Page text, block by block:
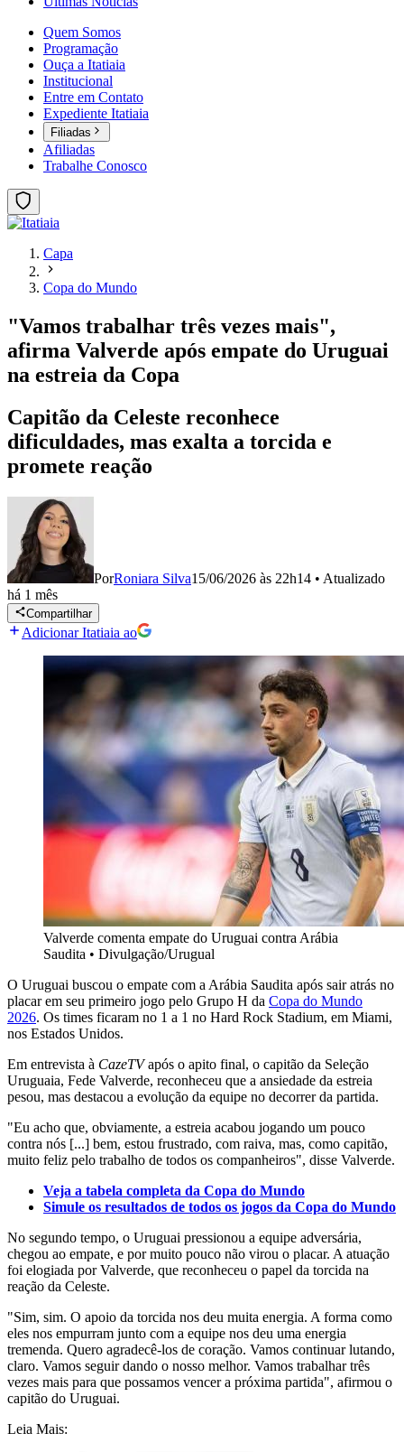
Quem Somos
Programação
Ouça a Itatiaia
Institucional
Entre em Contato
Expediente Itatiaia
Filiadas
Afiliadas
Trabalhe Conosco
Capa
Copa do Mundo
"Vamos trabalhar três vezes mais",
afirma Valverde após empate do Uruguai
na estreia da Copa
Capitão da Celeste reconhece
dificuldades, mas exalta a torcida e
promete reação
PorRoniara Silva15/06/2026 às 22h14 • Atualizado
há 1 mês
Compartilhar
Adicionar Itatiaia ao
Valverde comenta empate do Uruguai contra Arábia
Saudita • Divulgação/Urugual
O Uruguai buscou o empate com a Arábia Saudita após sair atrás no
placar em seu primeiro jogo pelo Grupo H da Copa do Mundo
2026. Os times ficaram no 1 a 1 no Hard Rock Stadium, em Miami,
nos Estados Unidos.
Em entrevista à CazeTVapós o apito final, o capitão da Seleção
Uruguaia, Fede Valverde, reconheceu que a ansiedade da estreia
pesou, mas destacou a evolução da equipe no decorrer da partida.
"Eu acho que, obviamente, a estreia acabou jogando um pouco
contra nós [...] bem, estou frustrado, com raiva, mas, como capitão,
muito feliz pelo trabalho de todos os companheiros", disse Valverde.
Veja a tabela completa da Copa do Mundo
Simule os resultados de todos os jogos da Copa do Mundo
No segundo tempo, o Uruguai pressionou a equipe adversária,
chegou ao empate, e por muito pouco não virou o placar. A atuação
foi elogiada por Valverde, que reconheceu o papel da torcida na
reação da Celeste.
"Sim, sim. O apoio da torcida nos deu muita energia. A forma como
eles nos empurram junto com a equipe nos deu uma energia
tremenda. Quero agradecê-los de coração. Vamos continuar lutando,
claro. Vamos seguir dando o nosso melhor. Vamos trabalhar três
vezes mais para que possamos vencer a próxima partida", afirmou o
capitão do Uruguai.
Leia Mais: